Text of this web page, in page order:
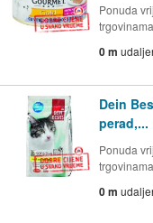
Ponuda
trgovinama
0 m
Dein
perad,...
Ponuda
trgovinama
0 m